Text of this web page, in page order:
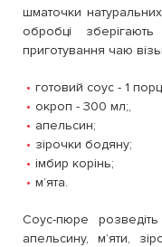
шматочки натуральних
обробці
приготування чаю
готовий соус - 1
окроп - 300 мл;,
апельсин;
зірочки бодяну;
імбир корінь;
мʼята.
Соус-пюре
апельсину, мʼяти,